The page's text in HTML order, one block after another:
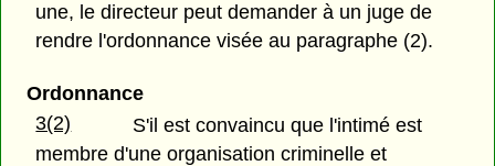
une, le directeur peut demander à un juge de
rendre l'ordonnance visée au paragraphe (2).
Ordonnance
3(2)
S'il est convaincu que l'intimé est
membre d'une organisation criminelle et